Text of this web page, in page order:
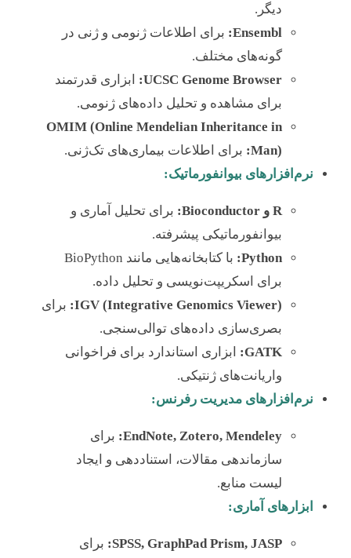
دیگر.
Ensembl: برای اطلاعات ژنومی و ژنی در
گونه‌های مختلف.
UCSC Genome Browser:
ابزاری قدرتمند
برای مشاهده و تحلیل داده‌های ژنومی.
OMIM (Online Mendelian Inheritance in
Man): برای اطلاعات بیماری‌های تک‌ژنی.
نرم‌افزارهای بیوانفورماتیک:
R و Bioconductor:
برای تحلیل آماری و
بیوانفورماتیکی پیشرفته.
Python:
با کتابخانه‌هایی مانند BioPython
برای اسکریپت‌نویسی و تحلیل داده.
IGV (Integrative Genomics Viewer): برای
بصری‌سازی داده‌های توالی‌سنجی.
GATK:
ابزاری استاندارد برای فراخوانی
واریانت‌های ژنتیکی.
نرم‌افزارهای مدیریت رفرنس:
EndNote, Zotero, Mendeley: برای
سازماندهی مقالات، استناددهی و ایجاد
لیست منابع.
ابزارهای آماری:
SPSS, GraphPad Prism, JASP:
برای